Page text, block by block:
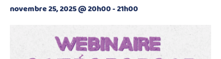
novembre 25, 2025 @ 20h00-21h00